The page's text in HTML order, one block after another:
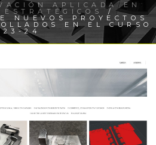
APLICADA EN
/
NUEVOS PROYECTOS
EN EL CURSO
23-24